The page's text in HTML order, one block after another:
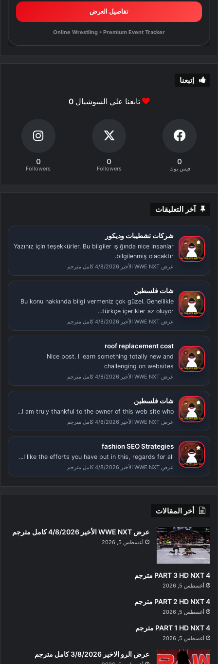
تفاصيل العرض
Online Wrestling • Premium Event Tracker
إتبعنا
تابعنا علي السوشيال0
0
فيس بوك
0
Followers
0
Followers
آخر التعليقات
شركات تشطيبات وديكور
Yazınız için teşekkürler. Bu bilgiler ışığında nice insanlar
bilgilenmiş olacaktır.
عرض WWE NXT الأخير 4/8/2026 كامل مترجم
شات فلسطين
Bu konu hakkında bilgi vermeniz çok güzel. Genellikle
türkçe içerikler az oluyor...
عرض WWE NXT الأخير 4/8/2026 كامل مترجم
roof replacement cost
Nice post. I learn something totally new and
challenging on websites
عرض WWE NXT الأخير 4/8/2026 كامل مترجم
شات فلسطين
I am truly thankful to the owner of this web site who...
عرض WWE NXT الأخير 4/8/2026 كامل مترجم
fashion SEO Strategies
I like the efforts you have put in this, regards for all...
عرض WWE NXT الأخير 4/8/2026 كامل مترجم
أخر المقالات
عرض WWE NXT الأخير 4/8/2026 كامل مترجم
أغسطس 5, 2026
PART 3 HD NXT 4 مترجم
أغسطس 5, 2026
PART 2 HD NXT 4 مترجم
أغسطس 5, 2026
PART 1 HD NXT 4 مترجم
أغسطس 5, 2026
عرض الرو الاخير 3/8/2026 كامل مترجم